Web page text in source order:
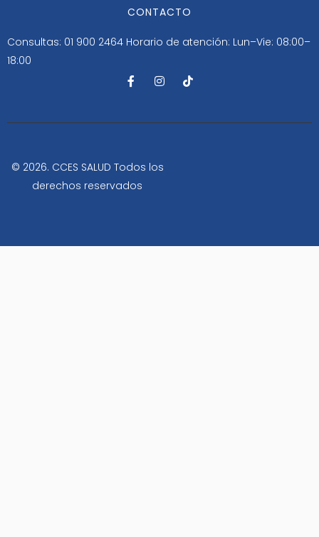
CONTACTO
Consultas: 01 900 2464 Horario de atención: Lun–Vie: 08:00–
18:00
F
a
b
-
I
n
a
m
T
i
o
© 2026. CCES SALUD Todos los
derechos reservados